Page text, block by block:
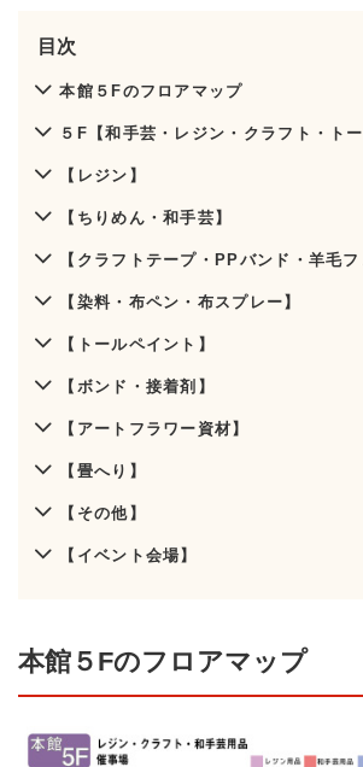
目次
本館５Fのフロアマップ
５F【和手芸・レジン・クラフト・トー
【レジン】
【ちりめん・和手芸】
【クラフトテープ・PPバンド・羊毛フ
【染料・布ペン・布スプレー】
【トールペイント】
【ボンド・接着剤】
【アートフラワー資材】
【畳へり】
【その他】
【イベント会場】
本館５Fのフロアマップ